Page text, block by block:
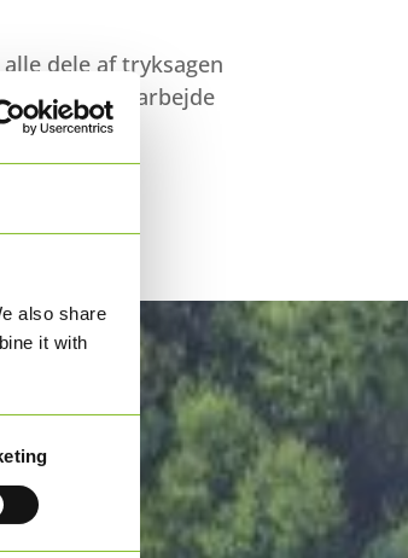
also share
it with
dele af tryksagen
m.v., i samarbejde